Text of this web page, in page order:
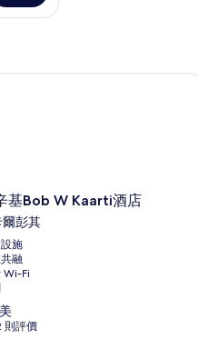
基Bob W Kaarti酒店
彭其
施
融
Wi-Fi
則評價
Bob W Kaarti酒店